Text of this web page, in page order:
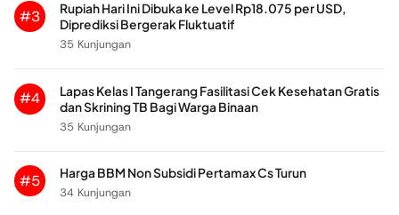
#3
Rupiah Hari Ini Dibuka ke Level Rp18.075 per USD,
Diprediksi Bergerak Fluktuatif
35 Kunjungan
#4
Lapas Kelas I Tangerang Fasilitasi Cek Kesehatan Gratis
dan Skrining TB Bagi Warga Binaan
35 Kunjungan
#5
Harga BBM Non Subsidi Pertamax Cs Turun
34 Kunjungan